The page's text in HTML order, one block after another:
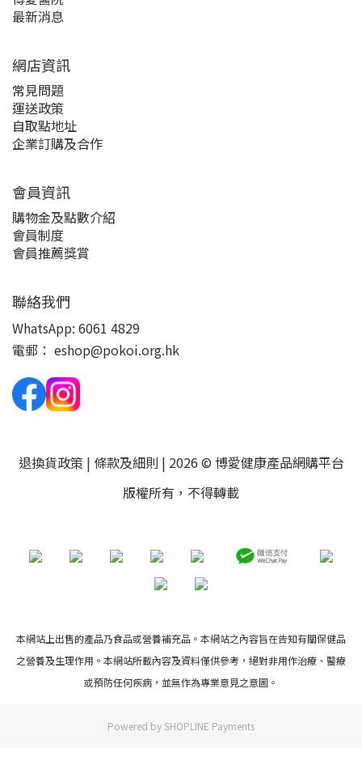
最新消息
網店資訊
常見問題
運送政策
自取點地址
企業訂購及合作
會員資訊
購物金及點數介紹
會員制度
會員推薦獎賞
聯絡我們
WhatsApp: 6061 4829
電郵： eshop@pokoi.org.hk
退換貨政策 | 條款及細則 | 2026 © 博愛健康產品網購平台
版權所有，不得轉載
本網站上出售的產品乃食品或營養補充品。本網站之內容旨在告知有關保健品
之營養及生理作用。本網站所載內容及資料僅供參考，絕對非用作治療、醫療
或預防任何疾病，並無作為專業意見之意圖。
Powered by SHOPLINE Payments